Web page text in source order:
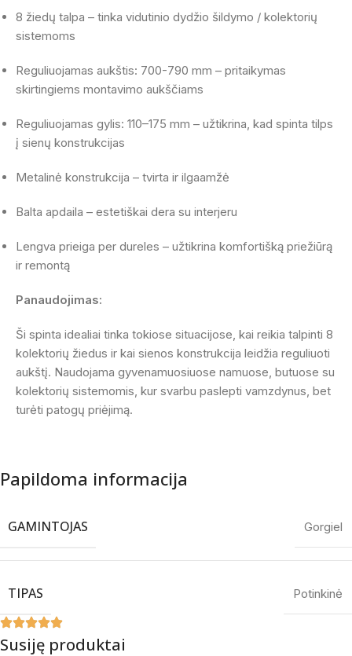
8 žiedų talpa – tinka vidutinio dydžio šildymo / kolektorių
sistemoms
Reguliuojamas aukštis: 700-790 mm – pritaikymas
skirtingiems montavimo aukščiams
Reguliuojamas gylis: 110–175 mm – užtikrina, kad spinta tilps
į sienų konstrukcijas
Metalinė konstrukcija – tvirta ir ilgaamžė
Balta apdaila – estetiškai dera su interjeru
Lengva prieiga per dureles – užtikrina komfortišką priežiūrą
ir remontą
Panaudojimas:
Ši spinta idealiai tinka tokiose situacijose, kai reikia talpinti 8
kolektorių žiedus ir kai sienos konstrukcija leidžia reguliuoti
aukštį. Naudojama gyvenamuosiuose namuose, butuose su
kolektorių sistemomis, kur svarbu paslepti vamzdynus, bet
turėti patogų priėjimą.
Papildoma informacija
GAMINTOJAS Gorgiel
TIPAS Potinkinė
Susiję produktai